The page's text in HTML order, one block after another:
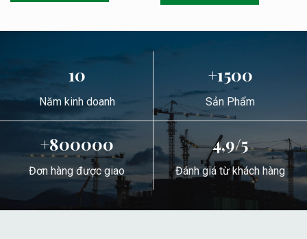
10
Năm kinh doanh
+1500
Sản Phẩm
+800000
Đơn hàng được giao
4,9/5
Đánh giá từ khách hàng